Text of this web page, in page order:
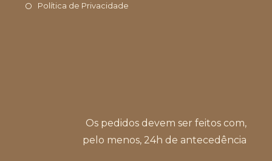
Política de Privacidade
Os pedidos devem ser feitos com,
pelo menos, 24h de antecedência